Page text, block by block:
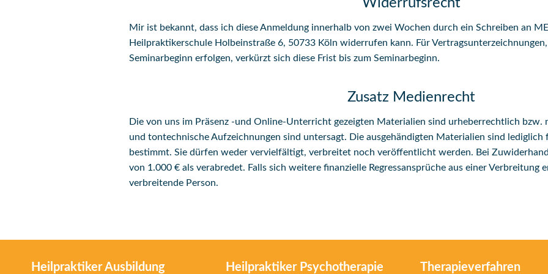
Widerrufsrecht
Mir ist bekannt, dass ich diese Anmeldung innerhalb von zwei Wochen durch ein Schreiben an
Heilpraktikerschule Holbeinstraße 6, 50733 Köln widerrufen kann. Für
Seminarbeginn erfolgen, verkürzt sich diese Frist bis zum Seminarbeginn.
Zusatz Medienrecht
Die von uns im Präsenz -und Online-Unterricht gezeigten Materialien sind urheberrechtlich
und tontechnische Aufzeichnungen sind untersagt. Die ausgehändigten Materialien sind lediglich
bestimmt. Sie dürfen weder vervielfältigt, verbreitet noch veröffentlicht werden. Bei
von 1.000 € als verabredet. Falls sich weitere finanzielle Regressansprüche aus einer Verbreitung
verbreitende Person.
Heilpraktiker Ausbildung Heilpraktiker Psychotherapie Therapieverfahren